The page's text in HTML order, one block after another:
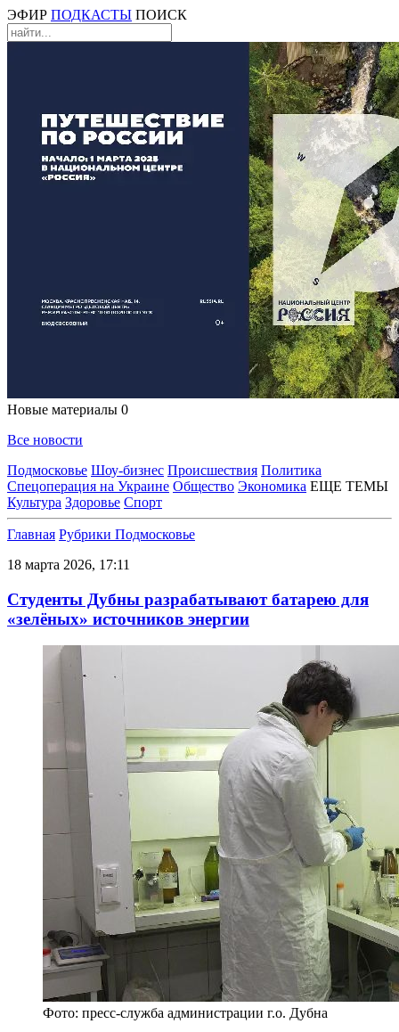
ЭФИР ПОДКАСТЫ ПОИСК
Новые материалы 0
Все новости
Подмосковье Шоу-бизнес Происшествия Политика
Спецоперация на Украине Общество Экономика ЕЩЕ ТЕМЫ
Культура Здоровье Спорт
Главная Рубрики Подмосковье
18 марта 2026, 17:11
Студенты Дубны разрабатывают батарею для
«зелёных» источников энергии
Фото: пресс-служба администрации г.о. Дубна